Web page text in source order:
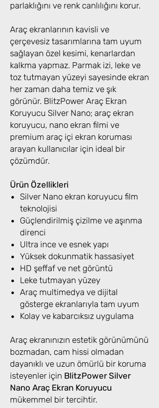
parlaklığını ve renk canlılığını korur.
Araç ekranlarının kavisli ve
çerçevesiz tasarımlarına tam uyum
sağlayan özel kesimi, kenarlardan
kalkma yapmaz. Parmak izi, leke ve
toz tutmayan yüzeyi sayesinde ekran
her zaman daha temiz ve şık
görünür. BlitzPower Araç Ekran
Koruyucu Silver Nano; araç ekran
koruyucu, nano ekran filmi ve
premium araç içi ekran koruması
arayan kullanıcılar için ideal bir
çözümdür.
Ürün Özellikleri
Silver Nano ekran koruyucu film
teknolojisi
Güçlendirilmiş çizilme ve aşınma
direnci
Ultra ince ve esnek yapı
Yüksek dokunmatik hassasiyet
HD şeffaf ve net görüntü
Leke tutmayan yüzey
Araç multimedya ve dijital
gösterge ekranlarıyla tam uyum
Kolay ve kabarcıksız uygulama
Araç ekranınızın estetik görünümünü
bozmadan, cam hissi olmadan
dayanıklı ve uzun ömürlü bir koruma
isteyenler için BlitzPower Silver
Nano Araç Ekran Koruyucu
mükemmel bir tercihtir.